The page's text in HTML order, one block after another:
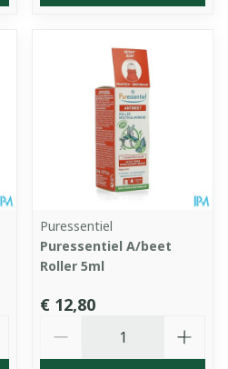
Puressentiel
Puressentiel A/beet
Roller 5ml
€ 12,80